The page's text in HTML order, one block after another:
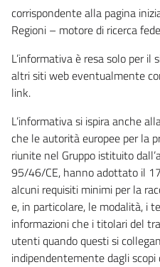
corrispondente alla pagina
Regioni – motore di ricerca
L’informativa è resa solo per
altri siti web eventualmente
link.
L’informativa si ispira anche
che le autorità europee per la
riunite nel Gruppo istituito
95/46/CE, hanno adottato il
alcuni requisiti minimi per la
e, in particolare, le modalità, i
informazioni che i titolari del
utenti quando questi si
indipendentemente dagli